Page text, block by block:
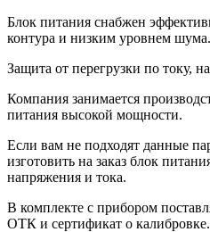
Блок питания снабжен
контура и низким уровнем шума.
Защита от перегрузки по току,
Компания занимается
питания высокой мощности.
Если вам не подходят данные
изготовить на заказ блок
напряжения и тока.
В комплекте с прибором
ОТК и сертификат о калибровке.